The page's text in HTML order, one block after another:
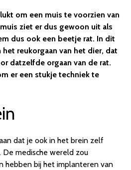
om een muis te voorzien van
ziet er dus gewoon uit als
dus ook een beetje rat. In dit
reukorgaan van het dier, dat
datzelfde orgaan van de rat.
er een stukje techniek te
dat je ook in het brein zelf
De medische wereld zou
hebben bij het implanteren van